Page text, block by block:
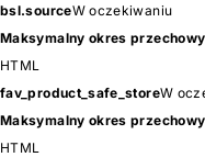
bsl.sourceW oczekiwaniu
Maksymalny okres
HTML
fav_product_safe_storeW
Maksymalny okres
HTML